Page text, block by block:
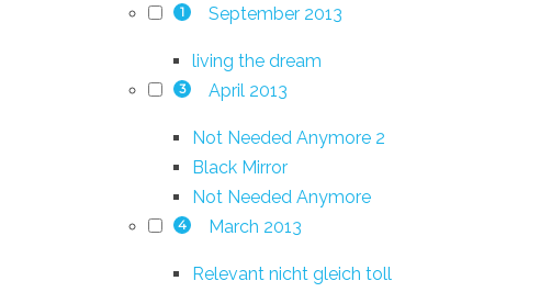
1 September 2013
living the dream
3 April 2013
Not Needed Anymore 2
Black Mirror
Not Needed Anymore
4 March 2013
Relevant nicht gleich toll